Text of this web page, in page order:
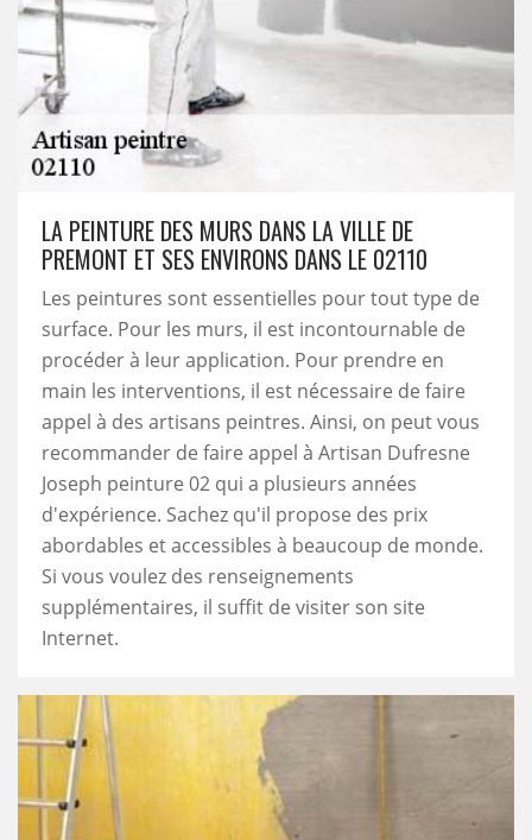
LA PEINTURE DES MURS DANS LA VILLE DE
PREMONT ET SES ENVIRONS DANS LE 02110
Les peintures sont essentielles pour tout type de
surface. Pour les murs, il est incontournable de
procéder à leur application. Pour prendre en
main les interventions, il est nécessaire de faire
appel à des artisans peintres. Ainsi, on peut vous
recommander de faire appel à Artisan Dufresne
Joseph peinture 02 qui a plusieurs années
d'expérience. Sachez qu'il propose des prix
abordables et accessibles à beaucoup de monde.
Si vous voulez des renseignements
supplémentaires, il suffit de visiter son site
Internet.